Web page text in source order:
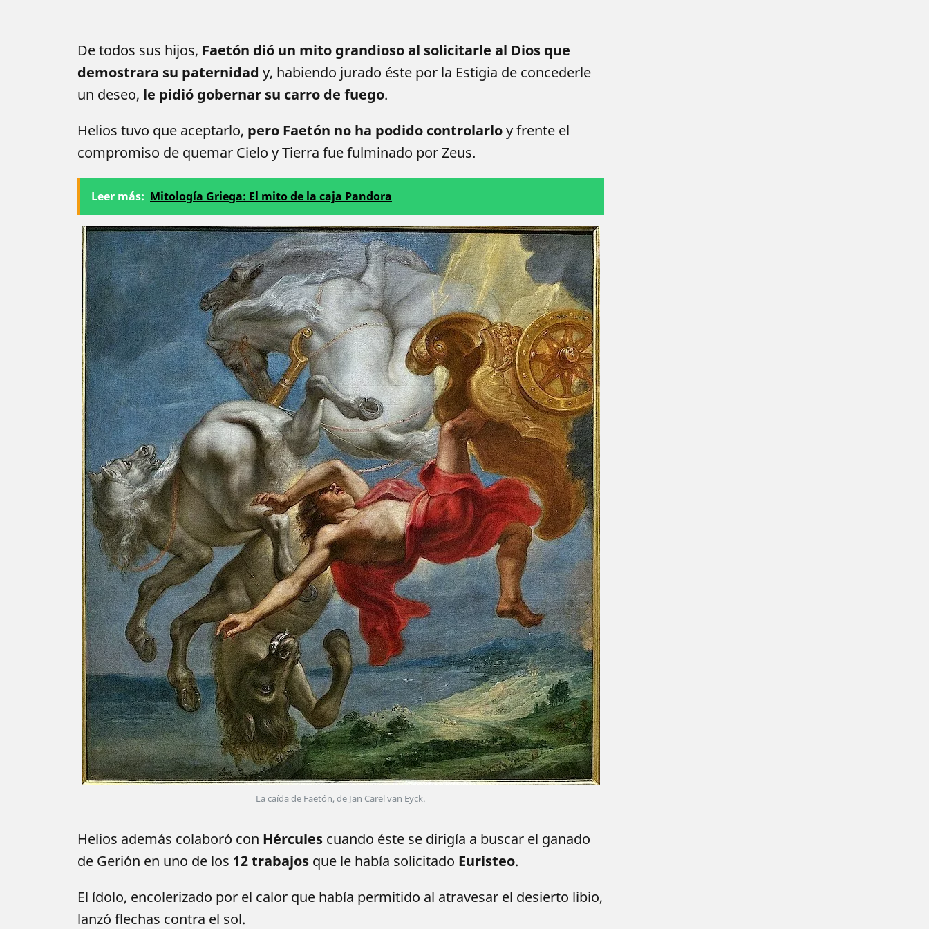
De todos sus hijos, Faetón dió un mito grandioso al solicitarle al Dios que
demostrara su paternidad y, habiendo jurado éste por la Estigia de concederle
un deseo, le pidió gobernar su carro de fuego.
Helios tuvo que aceptarlo, pero Faetón no ha podido controlarloy frente el
compromiso de quemar Cielo y Tierra fue fulminado por Zeus.
Leer más: Mitología Griega: El mito de la caja Pandora
La caída de Faetón, de Jan Carel van Eyck.
Helios además colaboró con Hércules cuando éste se dirigía a buscar el ganado
de Gerión en uno de los 12 trabajos que le había solicitado Euristeo.
El ídolo, encolerizado por el calor que había permitido al atravesar el desierto libio,
lanzó flechas contra el sol.